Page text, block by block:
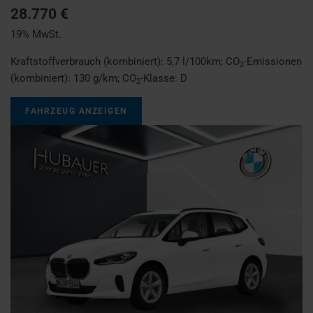
28.770 €
19% MwSt.
Kraftstoffverbrauch (kombiniert): 5,7 l/100km; CO2-Emissionen
(kombiniert): 130 g/km; CO2-Klasse: D
FAHRZEUG ANZEIGEN